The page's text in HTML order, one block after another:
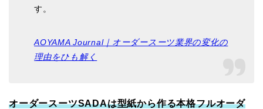
す。
AOYAMA Journal｜オーダースーツ業界の変化の
理由をひも解く
オーダースーツSADAは型紙から作る本格フルオーダ